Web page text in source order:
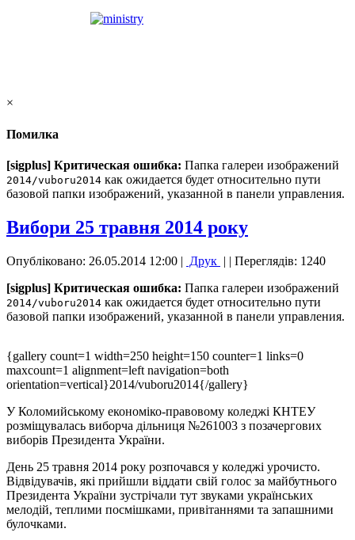
×
Помилка
[sigplus] Критическая ошибка: Папка галереи изображений
2014/vuboru2014 как ожидается будет относительно пути
базовой папки изображений, указанной в панели управления.
Вибори 25 травня 2014 року
Опубліковано: 26.05.2014 12:00 | Друк | | Переглядів: 1240
[sigplus] Критическая ошибка: Папка галереи изображений
2014/vuboru2014 как ожидается будет относительно пути
базовой папки изображений, указанной в панели управления.
{gallery count=1 width=250 height=150 counter=1 links=0
maxcount=1 alignment=left navigation=both
orientation=vertical}2014/vuboru2014{/gallery}
У Коломийському економіко-правовому коледжі КНТЕУ
розміщувалась виборча дільниця №261003 з позачергових
виборів Президента України.
День 25 травня 2014 року розпочався у коледжі урочисто.
Відвідувачів, які прийшли віддати свій голос за майбутнього
Президента України зустрічали тут звуками українських
мелодій, теплими посмішками, привітаннями та запашними
булочками.